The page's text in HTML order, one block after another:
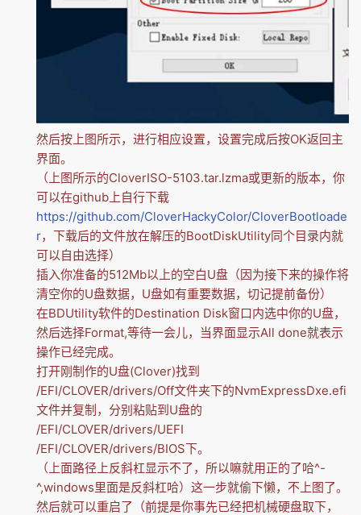
然后按上图所示，进行相应设置，设置完成后按OK返回主
界面。
（上图所示的CloverISO-5103.tar.lzma或更新的版本，你
可以在github上自行下载
https://github.com/CloverHackyColor/CloverBootloade
r，下载后的文件放在解压的BootDiskUtility同个目录内就
可以自由选择）
插入你准备的512Mb以上的空白U盘（因为接下来的操作将
清空你的U盘数据，U盘如有重要数据，切记提前备份）
在BDUtility软件的Destination Disk窗口内选中你的U盘，
然后选择Format,等待一会儿，当界面显示All done就表示
操作已经完成。
打开刚制作的U盘(Clover)找到
/EFI/CLOVER/drivers/Off文件夹下的NvmExpressDxe.efi
文件并复制，分别粘贴到U盘的
/EFI/CLOVER/drivers/UEFI
/EFI/CLOVER/drivers/BIOS下。
（上面路径上反斜杠显示不了，所以嘛就用正的了哈^-
^,windows里面是反斜杠哈）这一步就偷下懒，不上图了。
然后就可以重启了（前提是你事先已经把机械硬盘取下，